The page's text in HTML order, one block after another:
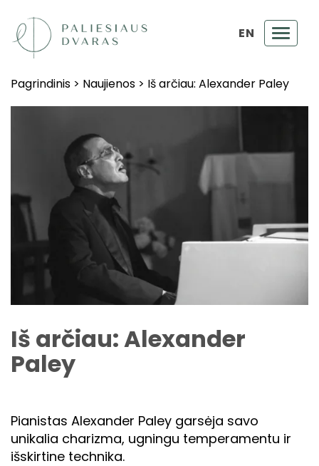
EN
Pagrindinis > Naujienos > Iš arčiau: Alexander Paley
Iš arčiau: Alexander
Paley
Pianistas Alexander Paley garsėja savo
unikalia charizma, ugningu temperamentu ir
išskirtine technika.